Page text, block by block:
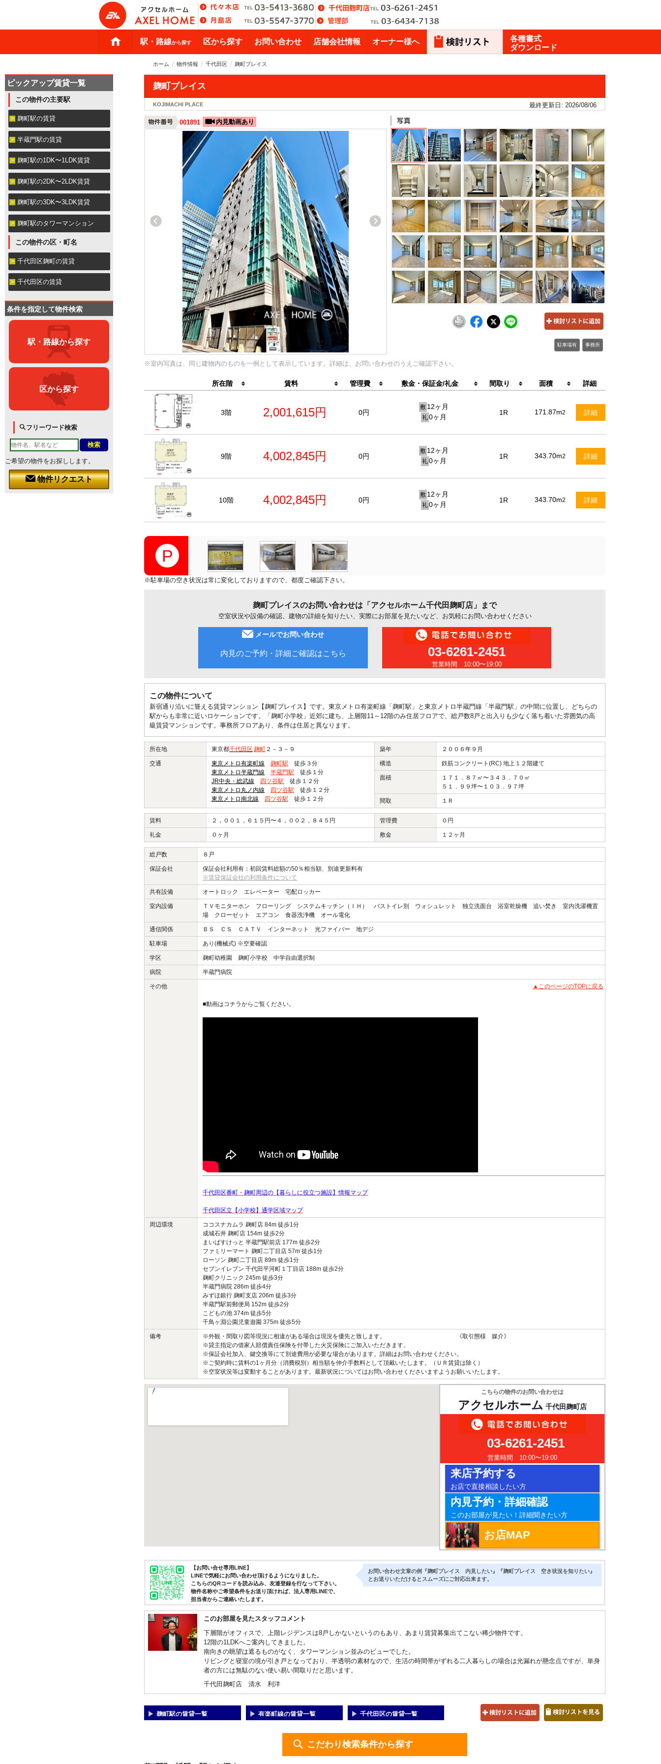
駅・路線から探す 区から探す お問い合わせ 店舗会社情報 オーナー様へ
各種書式
ダウンロード
ホーム 物件情報 千代田区 麹町プレイス
麹町プレイス
KOJIMACHI PLACE 最終更新日: 2026/08/06
001891 内見動画あり
駐車場有 事務所
※室内写真は、同じ建物内のものを一例として表示しています。詳細は、お問い合わせのうえご確認下さい。
所在階 賃料 管理費 敷金・保証金/礼金 間取り 面積 詳細
3階 2,001,615円 0円
敷 12ヶ月
礼 0ヶ月
1R 171.87m2 詳細
9階 4,002,845円 0円
敷 12ヶ月
礼 0ヶ月
1R 343.70m2 詳細
10階 4,002,845円 0円
敷 12ヶ月
礼 0ヶ月
1R 343.70m2 詳細
※駐車場の空き状況は常に変化しておりますので、都度ご確認下さい。
麹町プレイスのお問い合わせは「アクセルホーム千代田麹町店」まで
空室状況や設備の確認、建物の詳細を知りたい、実際にお部屋を見たいなど、お気軽にお問い合わせください
メールでお問い合わせ
内見のご予約・詳細ご確認はこちら 03-6261-2451
営業時間 10:00〜19:00
この物件について
新宿通り沿いに聳える賃貸マンション【麹町プレイス】です。東京メトロ有楽町線「麹町駅」と東京メトロ半蔵門線「半蔵門駅」の中間に位置し、どちらの
駅からも非常に近いロケーションです。「麹町小学校」近郊に建ち、上層階11～12階のみ住居フロアで、総戸数8戸と出入りも少なく落ち着いた雰囲気の高
級賃貸マンションです。事務所フロアあり、条件は住居と異なります。
所在地 東京都千代田区 麹町 ２－３－９ 築年 ２００６年９月
交通 東京メトロ有楽町線 麹町駅 徒歩３分
東京メトロ半蔵門線
半蔵門駅 徒歩１分
JR中央・総武線
四ツ谷駅 徒歩１２分
東京メトロ丸ノ内線
四ツ谷駅 徒歩１２分
東京メトロ南北線
四ツ谷駅 徒歩１２分
構造 鉄筋コンクリート(RC) 地上１２階建て
面積
１７１．８７㎡〜３４３．７０㎡
５１．９９坪〜１０３．９７坪
間取 １Ｒ
賃料 ２，００１，６１５円〜４，００２，８４５円 管理費 ０円
礼金 ０ヶ月 敷金 １２ヶ月
総戸数 ８戸
保証会社
保証会社利用有：初回賃料総額の50％相当額、別途更新料有
※賃貸保証会社の利用条件について
共有設備 オートロック エレベーター 宅配ロッカー
室内設備
ＴＶモニターホン フローリング システムキッチン（ＩＨ） バストイレ別 ウォシュレット 独立洗面台 浴室乾燥機 追い焚き 室内洗濯機置
場 クローゼット エアコン 食器洗浄機 オール電化
通信関係 ＢＳ ＣＳ ＣＡＴＶ インターネット 光ファイバー 地デジ
駐車場 あり(機械式) ※空要確認
学区 麹町幼稚園 麹町小学校 中学自由選択制
病院 半蔵門病院
その他 ▲このページのTOPに戻る
■動画はコチラからご覧ください。
千代田区番町・麹町周辺の【暮らしに役立つ施設】情報マップ
千代田区立【小学校】通学区域マップ
周辺環境
ココスナカムラ 麹町店 84m 徒歩1分
成城石井 麹町店 154m 徒歩2分
まいばすけっと 半蔵門駅前店 177m 徒歩2分
ファミリーマート 麹町二丁目店 57m 徒歩1分
ローソン 麹町二丁目店 89m 徒歩1分
セブンイレブン 千代田平河町１丁目店 188m 徒歩2分
麹町クリニック 245m 徒歩3分
半蔵門病院 286m 徒歩4分
みずほ銀行 麹町支店 206m 徒歩3分
半蔵門駅前郵便局 152m 徒歩2分
こどもの池 374m 徒歩5分
千鳥ヶ淵公園児童遊園 375m 徒歩5分
備考
※外観・間取り図等現況に相違がある場合は現況を優先と致します。 《取引態様 媒介》
※貸主指定の借家人賠償責任保険を付帯した火災保険にご加入いただきます。
※保証会社加入、鍵交換等にて別途費用が必要な場合があります。詳細はお問い合わせください。
※ご契約時に賃料の1ヶ月分（消費税別）相当額を仲介手数料として頂戴いたします。（ＵＲ賃貸は除く）
※空室状況等は変動することがあります。最新状況についてはお問い合わせくださいますようお願いいたします。
こちらの物件のお問い合わせは
アクセルホーム 千代田麹町店
03-6261-2451
営業時間 10:00〜19:00
来店予約する
お店で直接相談したい方
内見予約・詳細確認
このお部屋が見たい！詳細聞きたい方
お店MAP
【お問い合せ専用LINE】
LINEで気軽にお問い合わせ頂けるようになりました。
こちらのQRコードを読み込み、友達登録を行なって下さい。
物件名称やご希望条件をお送り頂ければ、法人専用LINEで、
担当者からご連絡いたします。
お問い合わせ文章の例『麹町プレイス 内見したい』『麹町プレイス 空き状況を知りたい』
とお送りいただけるとスムーズにご対応出来ます。
このお部屋を見たスタッフコメント
下層階がオフィスで、上階レジデンスは8戸しかないというのもあり、あまり賃貸募集出てこない稀少物件です。
12階の1LDKへご案内してきました。
南向きの眺望は遮るものがなく、タワーマンション並みのビューでした。
リビングと寝室の境が引き戸となっており、半透明の素材なので、生活の時間帯がずれる二人暮らしの場合は光漏れが懸念点ですが、単身
者の方には無駄のない使い易い間取りだと思います。
千代田麹町店 清水 利洋
麹町駅の賃貸一覧 有楽町線の賃貸一覧 千代田区の賃貸一覧
こだわり検索条件から探す
ピックアップ賃貸一覧
この物件の主要駅
麹町駅の賃貸
半蔵門駅の賃貸
麹町駅の1DK〜1LDK賃貸
麹町駅の2DK〜2LDK賃貸
麹町駅の3DK〜3LDK賃貸
麹町駅のタワーマンション
この物件の区・町名
千代田区麹町の賃貸
千代田区の賃貸
条件を指定して物件検索
駅・路線から探す
区から探す
フリーワード検索
ご希望の物件をお探しします。
物件リクエスト